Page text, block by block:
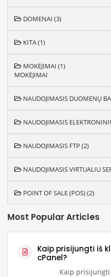
DOMENAI (3)
KITA (1)
MOKĖJIMAI (1)
MOKĖJIMAI
NAUDOJIMASIS DUOMENŲ
NAUDOJIMASIS
NAUDOJIMASIS FTP (2)
NAUDOJIMASIS VIRTUALIU
POINT OF SALE (POS) (2)
Most Popular Articles
Kaip prisijungti iš
cPanel?
Kaip